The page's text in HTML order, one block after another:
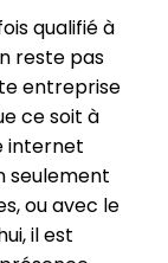
qualifié à
reste pas
entreprise
ce soit à
internet
seulement
ou avec le
il est